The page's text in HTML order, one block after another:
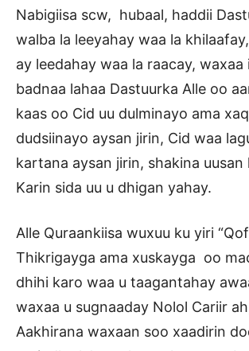
Nabigiisa scw, hubaal, haddii
walba la leeyahay waa la
ay leedahay waa la raacay, waxaa
badnaa lahaa Dastuurka Alle oo
kaas oo Cid uu dulminayo ama
dudsiinayo aysan jirin, Cid waa
kartana aysan jirin, shakina uusan
Karin sida uu u dhigan yahay.
Alle Quraankiisa wuxuu ku yiri
Thikrigayga ama xuskayga oo
dhihi karo waa u taagantahay
waxaa u sugnaaday Nolol Cariir
Aakhirana waxaan soo xaadirin